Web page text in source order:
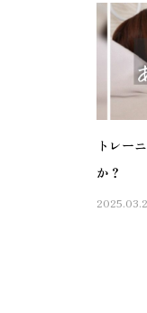
トレー
か？